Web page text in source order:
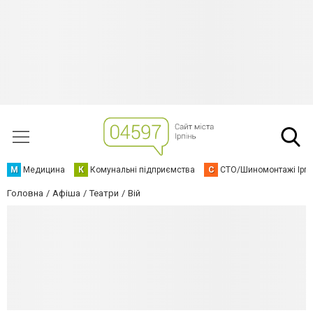
М Медицина К Комунальні підприємства С СТО/Шиномонтажі
Головна Афіша Театри Вій